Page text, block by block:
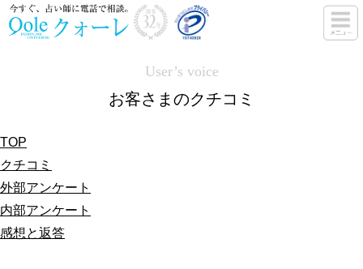
User’s voice
お客さまのクチコミ
TOP
クチコミ
外部アンケート
内部アンケート
感想と返答